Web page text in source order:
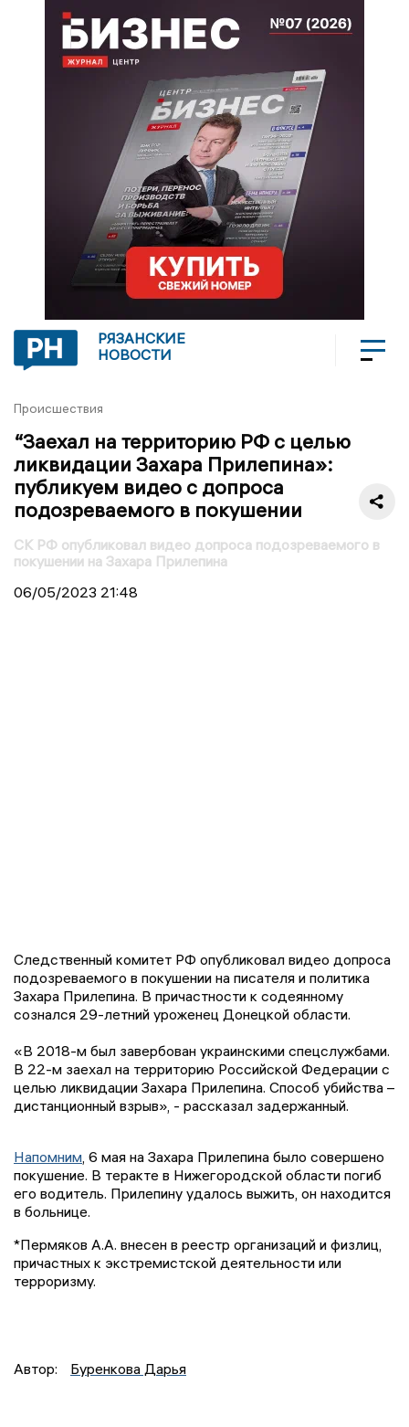
РЯЗАНСКИЕ
НОВОСТИ
Происшествия
“Заехал на территорию РФ с целью
ликвидации Захара Прилепина»:
публикуем видео с допроса
подозреваемого в покушении
СК РФ опубликовал видео допроса подозреваемого в
покушении на Захара Прилепина
06/05/2023 21:48
Следственный комитет РФ опубликовал видео допроса
подозреваемого в покушении на писателя и политика
Захара Прилепина. В причастности к содеянному
сознался 29-летний уроженец Донецкой области.
«В 2018-м был завербован украинскими спецслужбами.
В 22-м заехал на территорию Российской Федерации с
целью ликвидации Захара Прилепина. Способ убийства –
дистанционный взрыв», - рассказал задержанный.
Напомним , 6 мая на Захара Прилепина было совершено
покушение. В теракте в Нижегородской области погиб
его водитель. Прилепину удалось выжить, он находится
в больнице.
*Пермяков А.А. внесен в реестр организаций и физлиц,
причастных к экстремистской деятельности или
терроризму.
Автор: Буренкова Дарья